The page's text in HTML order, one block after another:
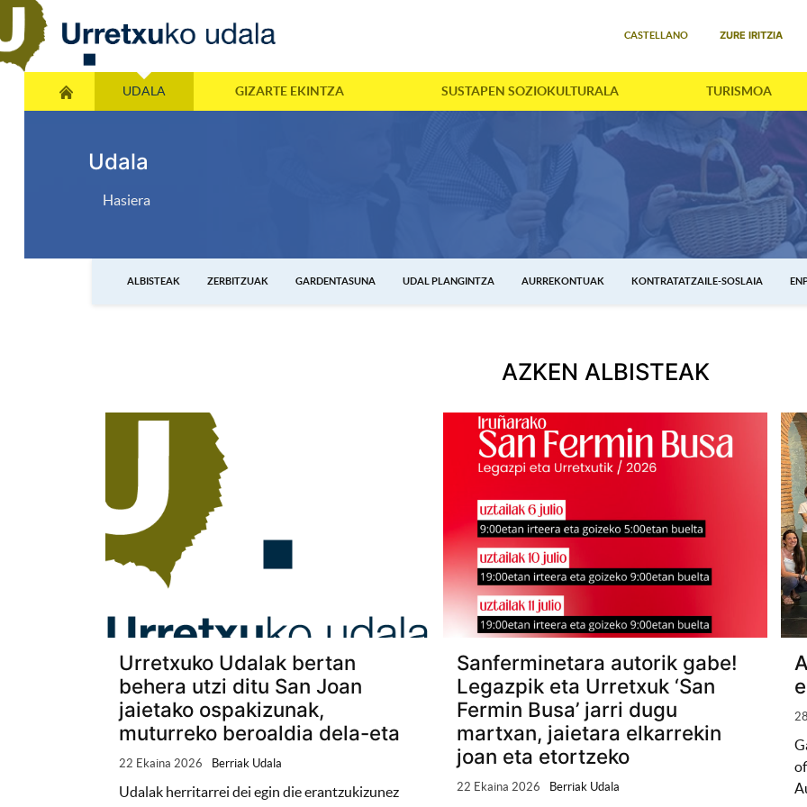
CASTELLANO ZURE IRITZIA
UDALA GIZARTE EKINTZA SUSTAPEN SOZIOKULTURALA TURISMOA
Udala
Hasiera
ALBISTEAK ZERBITZUAK GARDENTASUNA UDAL PLANGINTZA AURREKONTUAK KONTRATATZAILE-SOSLAIA
AZKEN ALBISTEAK
Urretxuko Udalak bertan
behera utzi ditu San Joan
jaietako ospakizunak,
muturreko beroaldia dela-eta
22 Ekaina 2026 Berriak Udala
Udalak herritarrei dei egin die erantzukizunez
Sanferminetara autorik gabe!
Legazpik eta Urretxuk ‘San
Fermin Busa’ jarri dugu
martxan, jaietara elkarrekin
joan eta etortzeko
22 Ekaina 2026 Berriak Udala